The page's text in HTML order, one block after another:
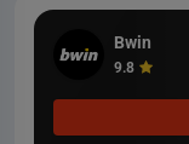
Bwin
9.8